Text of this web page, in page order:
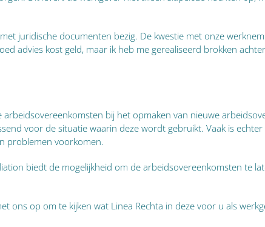
juridische documenten bezig. De kwestie met onze
advies kost geld, maar ik heb me gerealiseerd brokken
arbeidsovereenkomsten bij het opmaken van nieuwe
voor de situatie waarin deze wordt gebruikt. Vaak is
problemen voorkomen.
biedt de mogelijkheid om de arbeidsovereenkomsten te
ons op om te kijken wat Linea Rechta in deze voor u als